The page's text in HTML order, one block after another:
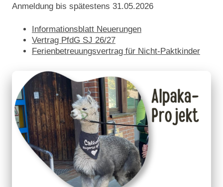
Anmeldung bis spätestens 31.05.2026
Informationsblatt Neuerungen
Vertrag PfdG SJ 26/27
Ferienbetreuungsvertrag für Nicht-Paktkinder